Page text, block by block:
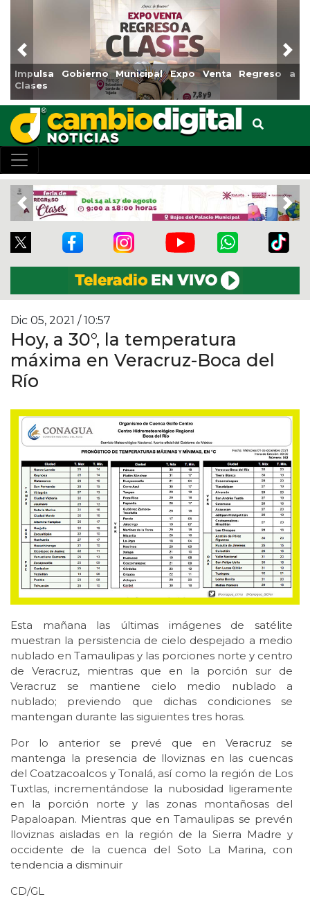
Impulsa Gobierno Municipal Expo Venta Regreso a
Clases
Previous
Previous
Dic 05, 2021 / 10:57
Hoy, a 30°, la temperatura
máxima en Veracruz-Boca del
Río
Esta mañana las últimas imágenes de satélite
muestran la persistencia de cielo despejado a medio
nublado en Tamaulipas y las porciones norte y centro
de Veracruz, mientras que en la porción sur de
Veracruz se mantiene cielo medio nublado a
nublado; previendo que dichas condiciones se
mantengan durante las siguientes tres horas.
Por lo anterior se prevé que en Veracruz se
mantenga la presencia de lloviznas en las cuencas
del Coatzacoalcos y Tonalá, así como la región de Los
Tuxtlas, incrementándose la nubosidad ligeramente
en la porción norte y las zonas montañosas del
Papaloapan. Mientras que en Tamaulipas se prevén
lloviznas aisladas en la región de la Sierra Madre y
occidente de la cuenca del Soto La Marina, con
tendencia a disminuir
CD/GL